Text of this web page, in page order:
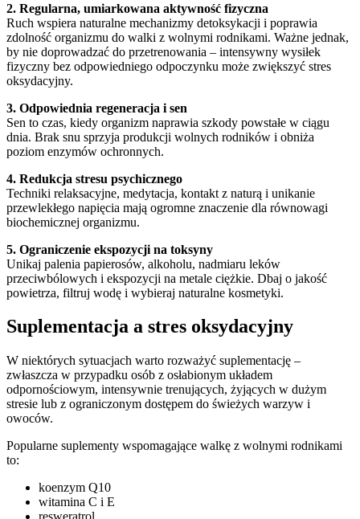
2. Regularna, umiarkowana aktywność fizyczna
Ruch wspiera naturalne mechanizmy detoksykacji i poprawia
zdolność organizmu do walki z wolnymi rodnikami. Ważne jednak,
by nie doprowadzać do przetrenowania – intensywny wysiłek
fizyczny bez odpowiedniego odpoczynku może zwiększyć stres
oksydacyjny.
3. Odpowiednia regeneracja i sen
Sen to czas, kiedy organizm naprawia szkody powstałe w ciągu
dnia. Brak snu sprzyja produkcji wolnych rodników i obniża
poziom enzymów ochronnych.
4. Redukcja stresu psychicznego
Techniki relaksacyjne, medytacja, kontakt z naturą i unikanie
przewlekłego napięcia mają ogromne znaczenie dla równowagi
biochemicznej organizmu.
5. Ograniczenie ekspozycji na toksyny
Unikaj palenia papierosów, alkoholu, nadmiaru leków
przeciwbólowych i ekspozycji na metale ciężkie. Dbaj o jakość
powietrza, filtruj wodę i wybieraj naturalne kosmetyki.
Suplementacja a stres oksydacyjny
W niektórych sytuacjach warto rozważyć suplementację –
zwłaszcza w przypadku osób z osłabionym układem
odpornościowym, intensywnie trenujących, żyjących w dużym
stresie lub z ograniczonym dostępem do świeżych warzyw i
owoców.
Popularne suplementy wspomagające walkę z wolnymi rodnikami
to:
koenzym Q10
witamina C i E